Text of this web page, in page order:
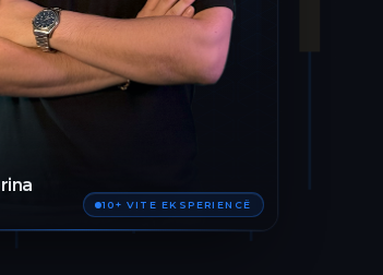
10+ VITE EKSPERIENCË